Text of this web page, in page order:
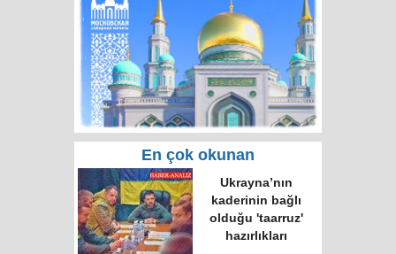
En çok okunan
Ukrayna’nın
kaderinin bağlı
olduğu 'taarruz'
hazırlıkları